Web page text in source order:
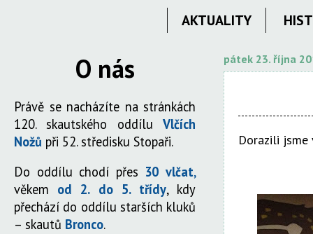
AKTUALITY
pátek 23. října
Dorazili jsme
O nás
Právě se nacházíte na stránkách
120. skautského oddílu Vlčích
Nožů při 52. středisku Stopaři.
Do oddílu chodí přes 30 vlčat,
věkem od 2. do 5. třídy, kdy
přechází do oddílu starších kluků
– skautů Bronco.